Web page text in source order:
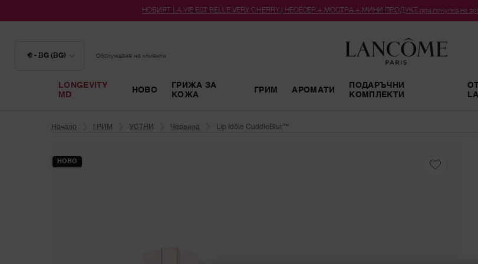
НОВИЯТ LA VIE EST BELLE VERY CHERRY | НЕСЕСЕР + МОСТРА + МИНИ ПРОДУКТ при покупка на
€ - BG (BG) Обслужване на клиенти
LONGEVITY
MD
НОВО
ГРИЖА ЗА
КОЖА
ГРИМ АРОМАТИ
ПОДАРЪЧНИ
КОМПЛЕКТИ
Начало
ГРИМ УСТНИ Червила Lip Idôle CuddleBlur™
НОВО